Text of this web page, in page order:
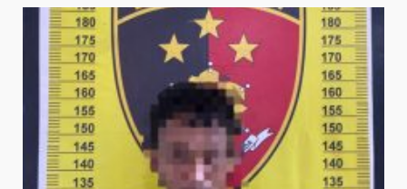
Pewarta Polrestabes Medan
Gelar Jumat Barokah,
Pererat Silaturahmi,
Kokohkan Sinergi Media dan
Kepolisian
Agustus 7, 2026
Bhabinkamtibmas Bersama
Babinsa Ringkus Bandar
Narkoba di Paya Bakung.